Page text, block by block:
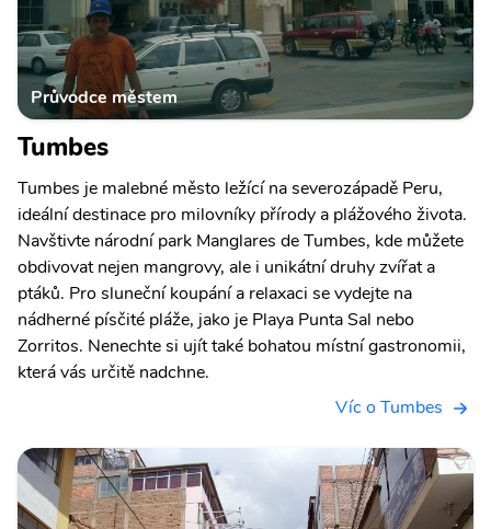
Průvodce městem
Tumbes
Tumbes je malebné město ležící na severozápadě Peru,
ideální destinace pro milovníky přírody a plážového života.
Navštivte národní park Manglares de Tumbes, kde můžete
obdivovat nejen mangrovy, ale i unikátní druhy zvířat a
ptáků. Pro sluneční koupání a relaxaci se vydejte na
nádherné písčité pláže, jako je Playa Punta Sal nebo
Zorritos. Nenechte si ujít také bohatou místní gastronomii,
která vás určitě nadchne.
Víc o Tumbes